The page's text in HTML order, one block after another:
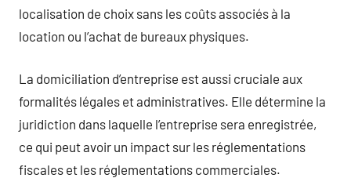
localisation de choix sans les coûts associés à la
location ou l’achat de bureaux physiques.
La domiciliation d’entreprise est aussi cruciale aux
formalités légales et administratives. Elle détermine la
juridiction dans laquelle l’entreprise sera enregistrée,
ce qui peut avoir un impact sur les réglementations
fiscales et les réglementations commerciales.